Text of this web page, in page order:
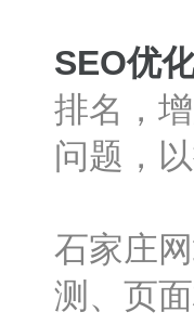
SEO优
排名，
问题，
石家庄
测、页